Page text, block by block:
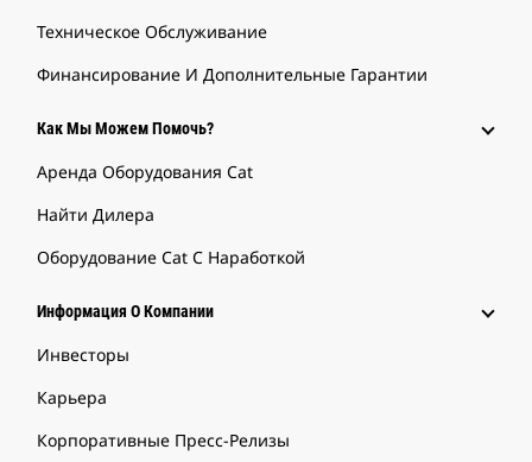
Техническое Обслуживание
Финансирование И Дополнительные Гарантии
Как Мы Можем Помочь?
Аренда Оборудования Cat
Найти Дилера
Оборудование Cat С Наработкой
Информация О Компании
Инвесторы
Карьера
Корпоративные Пресс-Релизы